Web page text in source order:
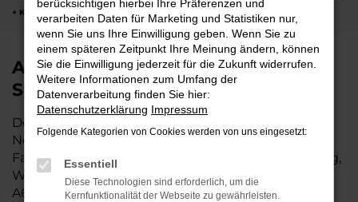
+ Koch für Nordenham
Audi A6 e-tron Fahrzeuge bei
Schmidt + Koch für Nordenham
Der Audi A6 e-tron ist die perfekte Wahl für alle in
Nordenham, die ein zuverlässiges und modernes
Fahrzeug suchen. Ob für den täglichen Arbeitsweg,
Wochenendausflüge oder lange Reisen, der Audi
A6 e-tron bietet Komfort, Effizienz und modernes
berücksichtigen hierbei Ihre Präferenzen und
verarbeiten Daten für Marketing und Statistiken nur,
wenn Sie uns Ihre Einwilligung geben. Wenn Sie zu
einem späteren Zeitpunkt Ihre Meinung ändern, können
Sie die Einwilligung jederzeit für die Zukunft widerrufen.
Weitere Informationen zum Umfang der
Datenverarbeitung finden Sie hier:
Datenschutzerklärung Impressum
Folgende Kategorien von Cookies werden von uns eingesetzt:
Essentiell
Diese Technologien sind erforderlich, um die
Kernfunktionalität der Webseite zu gewährleisten.